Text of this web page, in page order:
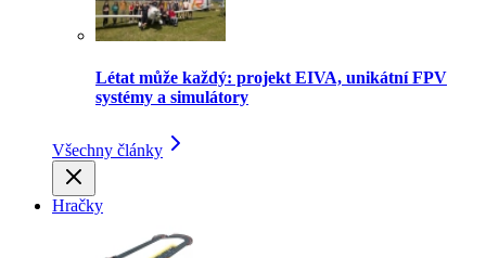
Létat může každý: projekt EIVA, unikátní FPV
systémy a simulátory
Všechny články
Hračky